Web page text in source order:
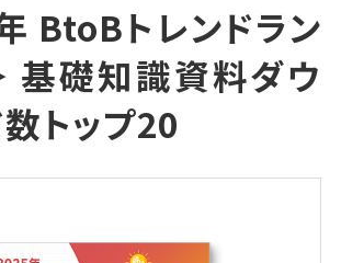
BtoBトレンドラン
基礎知識資料ダウ
トップ20